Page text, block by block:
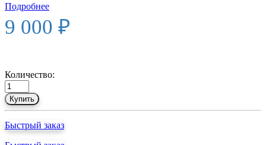
Подробнее
9 000 ₽
Количество:
Купить
Быстрый заказ